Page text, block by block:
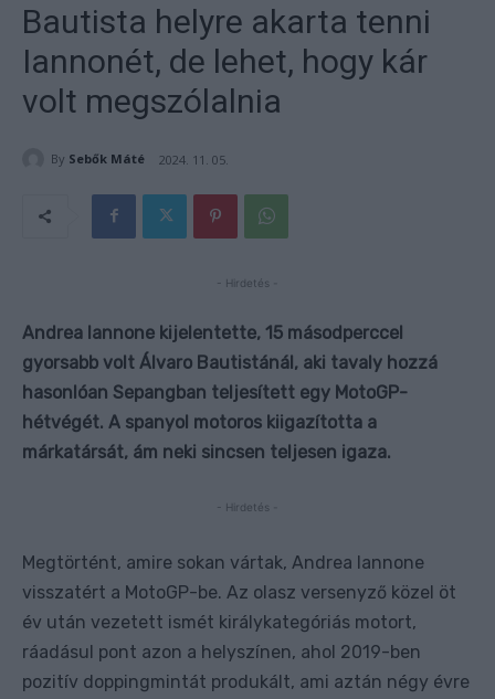
Bautista helyre akarta tenni
Iannonét, de lehet, hogy kár
volt megszólalnia
By Sebők Máté 2024. 11. 05.
- Hirdetés -
Andrea Iannone kijelentette, 15 másodperccel
gyorsabb volt Álvaro Bautistánál, aki tavaly hozzá
hasonlóan Sepangban teljesített egy MotoGP-
hétvégét. A spanyol motoros kiigazította a
márkatársát, ám neki sincsen teljesen igaza.
- Hirdetés -
Megtörtént, amire sokan vártak, Andrea Iannone
visszatért a MotoGP-be. Az olasz versenyző közel öt
év után vezetett ismét királykategóriás motort,
ráadásul pont azon a helyszínen, ahol 2019-ben
pozitív doppingmintát produkált, ami aztán négy évre